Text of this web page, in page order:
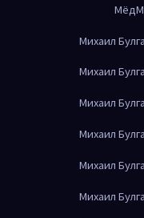
Мёд
Михаил
Михаил
Михаил
Михаил
Михаил
Михаил